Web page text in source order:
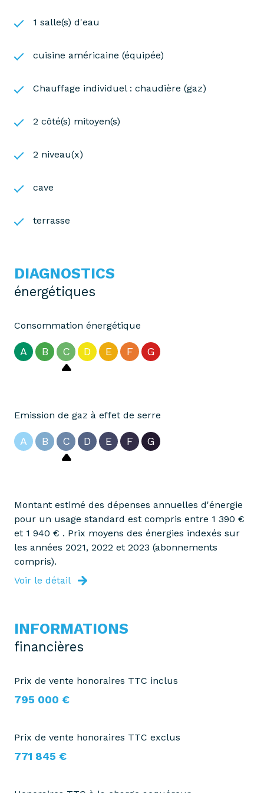
Contactez Nathalie Raquel au 06 22 69 31 66 pour
1 salle(s) d'eau
cuisine américaine (équipée)
Chauffage individuel : chaudière (gaz)
2 côté(s) mitoyen(s)
2 niveau(x)
cave
terrasse
DIAGNOSTICS
énergétiques
Consommation énergétique
A B C D E F G
Emission de gaz à effet de serre
A B C D E F G
Montant estimé des dépenses annuelles d'énergie
pour un usage standard est compris entre 1 390 €
et 1 940 € . Prix moyens des énergies indexés sur
les années 2021, 2022 et 2023 (abonnements
compris).
Voir le détail
INFORMATIONS
financières
Prix de vente honoraires TTC inclus
795 000 €
Prix de vente honoraires TTC exclus
771 845 €